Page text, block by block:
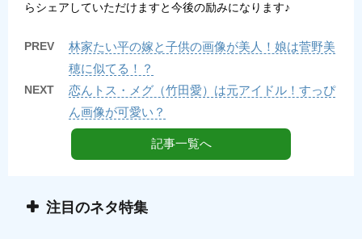
らシェアしていただけますと今後の励みになります♪
PREV
林家たい平の嫁と子供の画像が美人！娘は菅野美
穂に似てる！？
NEXT
恋んトス・メグ（竹田愛）は元アイドル！すっぴ
ん画像が可愛い？
記事一覧へ
注目のネタ特集